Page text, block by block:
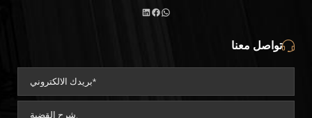
تواصل معنا